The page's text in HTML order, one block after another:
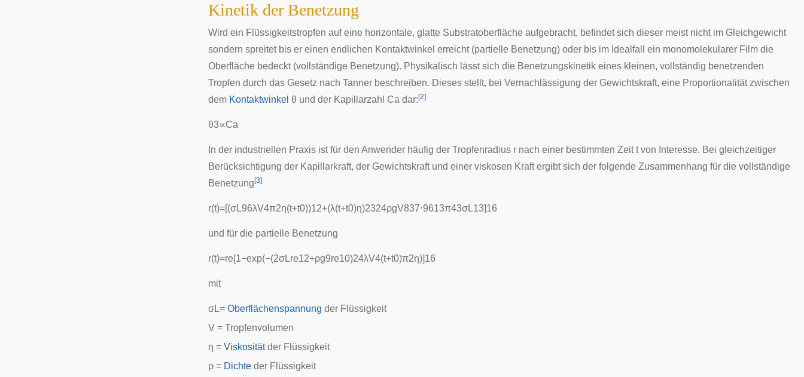
Kinetik der Benetzung
Wird ein Flüssigkeitstropfen auf eine horizontale, glatte Substratoberfläche aufgebracht, befindet sich dieser meist nicht im Gleichgewicht
sondern spreitet bis er einen endlichen Kontaktwinkel erreicht (partielle Benetzung) oder bis im Idealfall ein monomolekularer Film die
Oberfläche bedeckt (vollständige Benetzung). Physikalisch lässt sich die Benetzungskinetik eines kleinen, vollständig benetzenden
Tropfen durch das Gesetz nach Tanner beschreiben. Dieses stellt, bei Vernachlässigung der Gewichtskraft, eine Proportionalität zwischen
dem Kontaktwinkel θ und der Kapillarzahl Ca dar: [2]
θ3∝Ca
In der industriellen Praxis ist für den Anwender häufig der Tropfenradius r nach einer bestimmten Zeit t von Interesse. Bei gleichzeitiger
Berücksichtigung der Kapillarkraft, der Gewichtskraftund einer viskosen Kraft ergibt sich der folgende Zusammenhang für die vollständige
Benetzung [3]
r(t)=[(σL96λV4π2η(t+t0))12+(λ(t+t0)η)2324ρgV837⋅9613π43σL13]16
und für die partielle Benetzung
r(t)=re[1−exp(−(2σLre12+ρg9re10)24λV4(t+t0)π2η)]16
mit
σL= Oberflächenspannung der Flüssigkeit
V = Tropfenvolumen
η = Viskositätder Flüssigkeit
ρ = Dichte der Flüssigkeit